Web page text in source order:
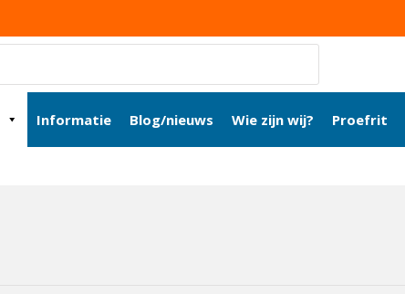
Informatie Blog/nieuws Wie zijn wij? Proefrit